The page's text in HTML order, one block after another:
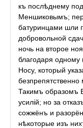
къ послѣднему
Меншиковымъ;
батуринцами шли
добровольной
ночь на второе
благодаря одному
Носу, который
Такимъ образомъ
усилій; но за
сожжёнъ и
нѣкоторые изъ